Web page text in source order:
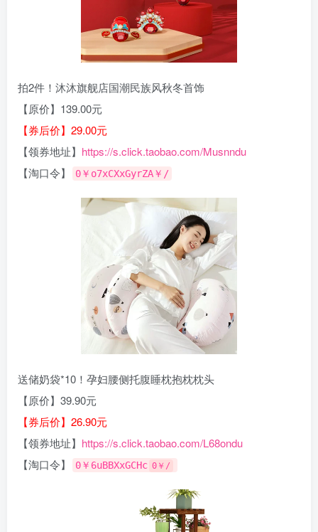
拍2件！沐沐旗舰店国潮民族风秋冬首饰
【原价】139.00元
【券后价】29.00元
【领券地址】 https://s.click.taobao.com/Musnndu
【淘口令】
0￥o7xCXxGyrZA￥/
送储奶袋*10！孕妇腰侧托腹睡枕抱枕枕头
【原价】39.90元
【券后价】26.90元
【领券地址】 https://s.click.taobao.com/L68ondu
【淘口令】
0￥6uBBXxGCHc 0￥/